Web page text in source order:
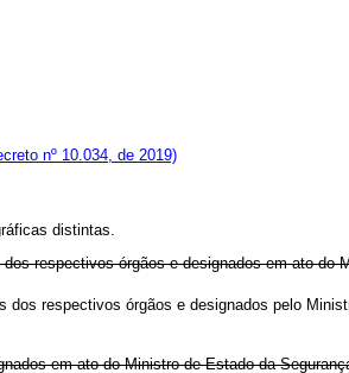
nº 10.034, de 2019)
distintas.
respectivos órgãos e designados em ato do
dos respectivos órgãos e designados pelo
em ato do Ministro de Estado da